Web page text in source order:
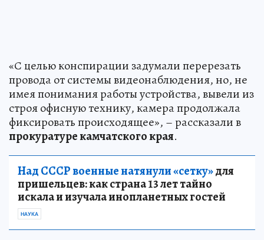
«С целью конспирации задумали перерезать
провода от системы видеонаблюдения, но, не
имея понимания работы устройства, вывели из
строя офисную технику, камера продолжала
фиксировать происходящее», – рассказали в
прокуратуре камчатского края.
Над СССР военные натянули «сетку»для
пришельцев: как страна 13 лет тайно
искала и изучала инопланетных гостей
НАУКА